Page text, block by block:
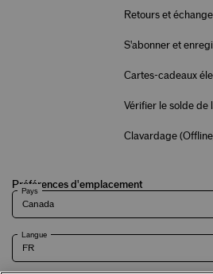
Retours et
S'abonner et
Cartes-cadeaux
Vérifier le solde
Clavardage (Offline
Préférences d'emplacement
Pays
Langue